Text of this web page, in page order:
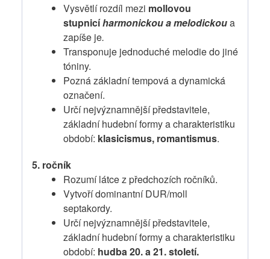
Vysvětlí rozdíl mezi mollovou
stupnicíharmonickou a melodickoua
zapíše je.
Transponuje jednoduché melodie do jiné
tóniny.
Pozná základní tempová a dynamická
označení.
Určí nejvýznamnější představitele,
základní hudební formy a charakteristiku
období: klasicismus, romantismus.
5. ročník
Rozumí látce z předchozích ročníků.
Vytvoří dominantní DUR/moll
septakordy.
Určí nejvýznamnější představitele,
základní hudební formy a charakteristiku
období: hudba 20. a 21. století.